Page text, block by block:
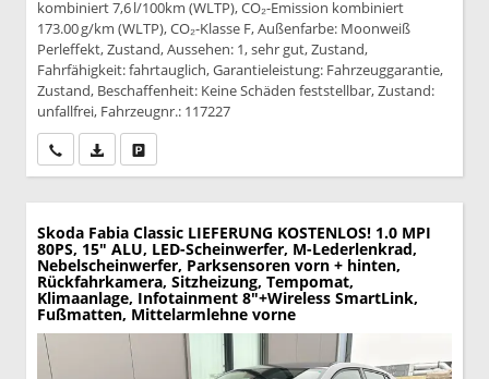
kombiniert 7,6 l/100km (WLTP), CO₂-Emission kombiniert
173.00 g/km (WLTP), CO₂-Klasse F, Außenfarbe: Moonweiß
Perleffekt, Zustand, Aussehen: 1, sehr gut, Zustand,
Fahrfähigkeit: fahrtauglich, Garantieleistung: Fahrzeuggarantie,
Zustand, Beschaffenheit: Keine Schäden feststellbar, Zustand:
unfallfrei, Fahrzeugnr.: 117227
Wir rufen Sie anPDF-Datei, Fahrzeugexposé drucken
Skoda Fabia Classic LIEFERUNG KOSTENLOS! 1.0 MPI
80PS, 15" ALU, LED-Scheinwerfer, M-Lederlenkrad,
Nebelscheinwerfer, Parksensoren vorn + hinten,
Rückfahrkamera, Sitzheizung, Tempomat,
Klimaanlage, Infotainment 8"+Wireless SmartLink,
Fußmatten, Mittelarmlehne vorne